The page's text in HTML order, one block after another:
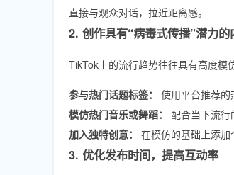
直接与观众对话，拉近距离感。
2. 创作具有“病毒式传播”潜力的
TikTok上的流行趋势往往具有高度模
参与热门话题标签：
使用平台推荐的
模仿热门音乐或舞蹈：
配合当下流行
加入独特创意：
在模仿的基础上添加
3. 优化发布时间，提高互动率